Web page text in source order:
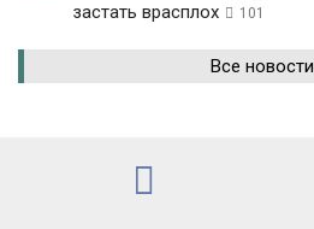
застать врасплох
101
Все новости